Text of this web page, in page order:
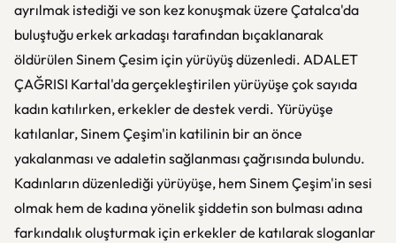
ayrılmak istediği ve son kez konuşmak üzere Çatalca'da
buluştuğu erkek arkadaşı tarafından bıçaklanarak
öldürülen Sinem Çesim için yürüyüş düzenledi. ADALET
ÇAĞRISI Kartal'da gerçekleştirilen yürüyüşe çok sayıda
kadın katılırken, erkekler de destek verdi. Yürüyüşe
katılanlar, Sinem Çeşim'in katilinin bir an önce
yakalanması ve adaletin sağlanması çağrısında bulundu.
Kadınların düzenlediği yürüyüşe, hem Sinem Çeşim'in sesi
olmak hem de kadına yönelik şiddetin son bulması adına
farkındalık oluşturmak için erkekler de katılarak sloganlar